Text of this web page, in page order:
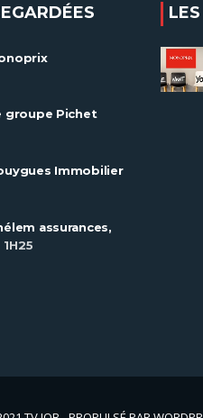
groupe Pichet
Immobilier
assurances,
politique RH
1H25